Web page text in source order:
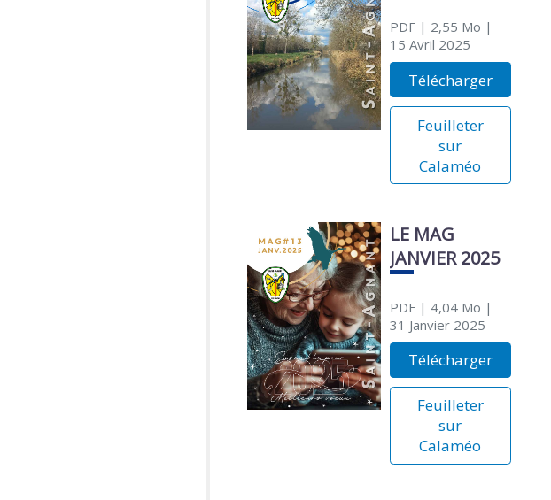
PDF| 2,55 Mo |
15 Avril 2025
Télécharger
Feuilleter
sur
Calaméo
LE MAG
JANVIER 2025
PDF| 4,04 Mo |
31 Janvier 2025
Télécharger
Feuilleter
sur
Calaméo